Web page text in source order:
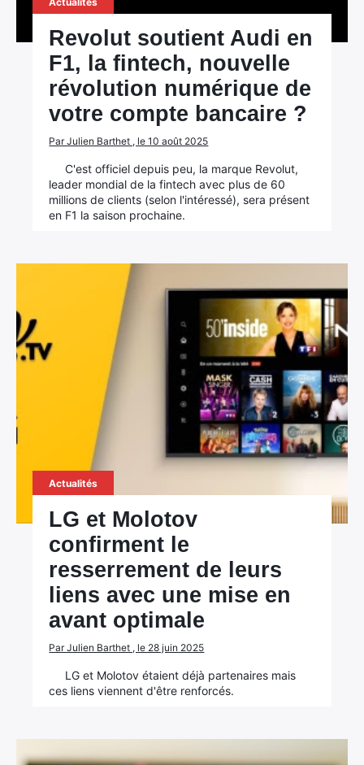
Revolut soutient Audi en
F1, la fintech, nouvelle
révolution numérique de
votre compte bancaire ?
Par Julien Barthet , le 10 août 2025
C'est officiel depuis peu, la marque Revolut,
leader mondial de la fintech avec plus de 60
millions de clients (selon l'intéressé), sera présent
en F1 la saison prochaine.
Actualités
LG et Molotov
confirment le
resserrement de leurs
liens avec une mise en
avant optimale
Par Julien Barthet , le 28 juin 2025
LG et Molotov étaient déjà partenaires mais
ces liens viennent d'être renforcés.